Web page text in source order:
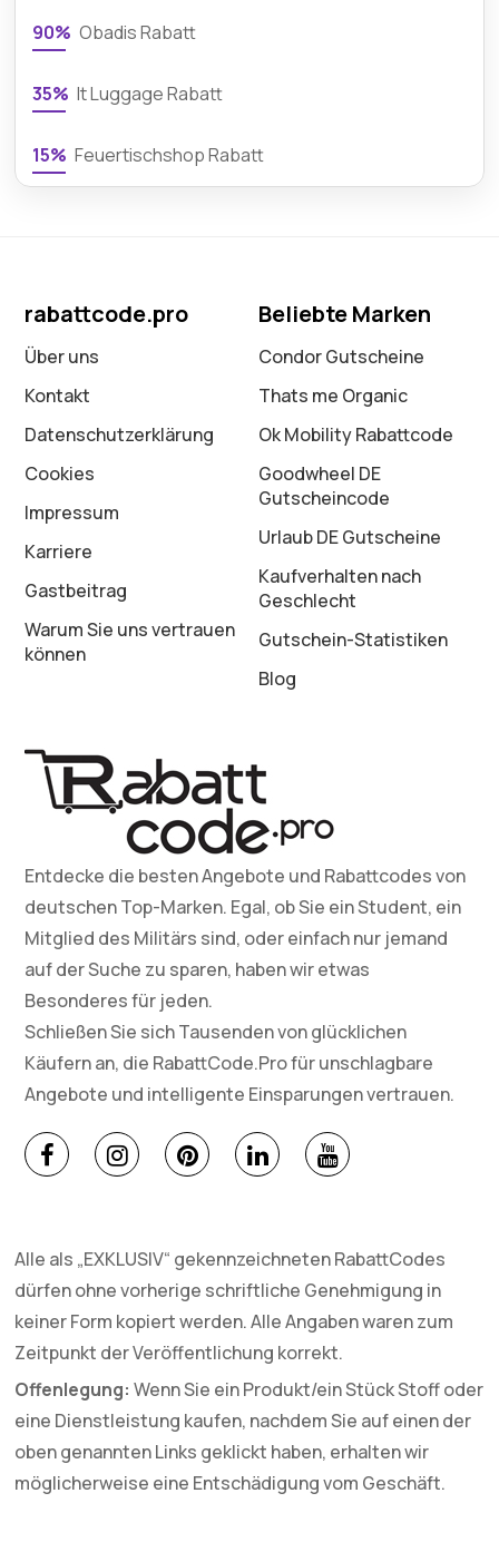
90% Obadis Rabatt
35% It Luggage Rabatt
15% Feuertischshop Rabatt
rabattcode.pro
Über uns
Kontakt
Datenschutz­erklärung
Cookies
Impressum
Karriere
Gastbeitrag
Warum Sie uns vertrauen
können
Beliebte Marken
Condor Gutscheine
Thats me Organic
Ok Mobility Rabattcode
Goodwheel DE
Gutscheincode
Urlaub DE Gutscheine
Kaufverhalten nach
Geschlecht
Gutschein-Statistiken
Blog
Entdecke die besten Angebote und Rabattcodes von
deutschen Top-Marken. Egal, ob Sie ein Student, ein
Mitglied des Militärs sind, oder einfach nur jemand
auf der Suche zu sparen, haben wir etwas
Besonderes für jeden.
Schließen Sie sich Tausenden von glücklichen
Käufern an, die RabattCode.Pro für unschlagbare
Angebote und intelligente Einsparungen vertrauen.
Alle als „EXKLUSIV“ gekennzeichneten RabattCodes
dürfen ohne vorherige schriftliche Genehmigung in
keiner Form kopiert werden. Alle Angaben waren zum
Zeitpunkt der Veröffentlichung korrekt.
Offenlegung: Wenn Sie ein Produkt/ein Stück Stoff oder
eine Dienstleistung kaufen, nachdem Sie auf einen der
oben genannten Links geklickt haben, erhalten wir
möglicherweise eine Entschädigung vom Geschäft.